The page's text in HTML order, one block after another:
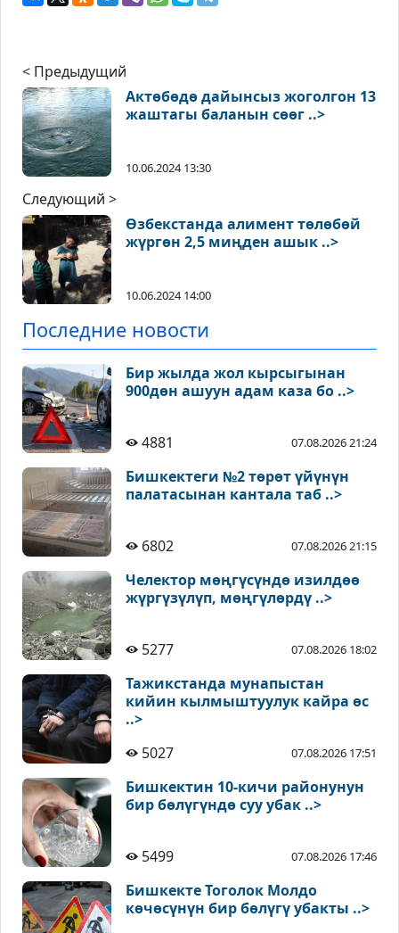
< Предыдущий
Актөбөдө дайынсыз жоголгон 13
жаштагы баланын сөөг ..>
10.06.2024 13:30
Следующий >
Өзбекстанда алимент төлөбөй
жүргөн 2,5 миңден ашык ..>
10.06.2024 14:00
Последние новости
Бир жылда жол кырсыгынан
900дөн ашуун адам каза бо ..>
4881 07.08.2026 21:24
Бишкектеги №2 төрөт үйүнүн
палатасынан кантала таб ..>
6802 07.08.2026 21:15
Челектор мөңгүсүндө изилдөө
жүргүзүлүп, мөңгүлөрдү ..>
5277 07.08.2026 18:02
Тажикстанда мунапыстан
кийин кылмыштуулук кайра өс
..>
5027
07.08.2026 17:51
Бишкектин 10-кичи районунун
бир бөлүгүндө суу убак ..>
5499 07.08.2026 17:46
Бишкекте Тоголок Молдо
көчөсүнүн бир бөлүгү убакты ..>